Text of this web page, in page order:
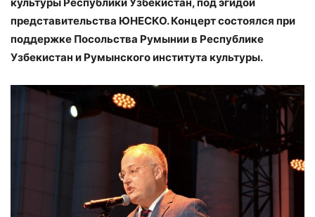
представительства ЮНЕСКО. Концерт состоялся при
поддержке Посольства Румынии в Республике
Узбекистан и Румынского института культуры.